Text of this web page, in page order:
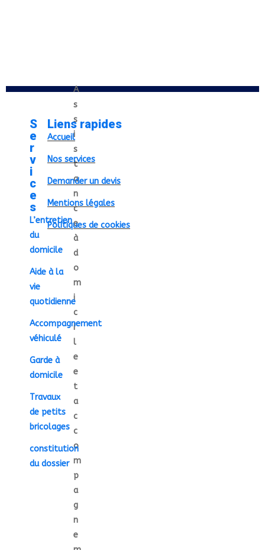
A
s
s
i
s
t
a
n
c
e
à
d
o
m
i
c
i
l
e
e
t
a
c
c
o
m
p
a
g
n
e
S
e
r
v
i
c
e
s
L’entretien
du
domicile
Aide à la
vie
quotidienne
Accompagnement
véhiculé
Garde à
domicile
Travaux
de petits
bricolages
constitution
du dossier
Liens rapides
Accueil
Nos services
Demander un devis
Mentions légales
Politiques de cookies